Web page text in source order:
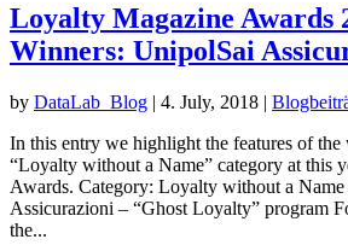
Loyalty Magazine Awards
Winners: UnipolSai
by DataLab_Blog | 4. July, 2018 |
In this entry we highlight the features of
“Loyalty without a Name” category at this
Awards. Category: Loyalty without a
Assicurazioni – “Ghost Loyalty” program
the...